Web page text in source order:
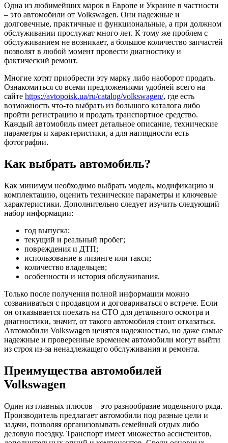
Одна из любимейших марок в Европе и Украине в частности
– это автомобили от Volkswagen. Они надежные и
долговечные, практичные и функциональные, а при должном
обслуживании прослужат много лет. К тому же проблем с
обслуживанием не возникает, а большое количество запчастей
позволят в любой момент провести диагностику и
фактический ремонт.
Многие хотят приобрести эту марку либо наоборот продать.
Ознакомиться со всеми предложениями удобней всего на
сайте https://avtopoisk.ua/ru/catalog/volkswagen/, где есть
возможность что-то выбрать из большого каталога либо
пройти регистрацию и продать транспортное средство.
Каждый автомобиль имеет детальное описание, технические
параметры и характеристики, а для наглядности есть
фотографии.
Как выбрать автомобиль?
Как минимум необходимо выбрать модель, модификацию и
комплектацию, оценить технические параметры и ключевые
характеристики. Дополнительно следует изучить следующий
набор информации:
год выпуска;
текущий и реальный пробег;
повреждения и ДТП;
использование в лизинге или такси;
количество владельцев;
особенности и история обслуживания.
Только после получения полной информации можно
созваниваться с продавцом и договариваться о встрече. Если
он отказывается поехать на СТО для детального осмотра и
диагностики, значит, от такого автомобиля стоит отказаться.
Автомобили Volkswagen ценятся надежностью, но даже самые
надежные и проверенные временем автомобили могут выйти
из строя из-за ненадлежащего обслуживания и ремонта.
Преимущества автомобилей
Volkswagen
Один из главных плюсов – это разнообразие модельного ряда.
Производитель предлагает автомобили под разные цели и
задачи, позволяя организовывать семейный отдых либо
деловую поездку. Транспорт имеет множество ассистентов,